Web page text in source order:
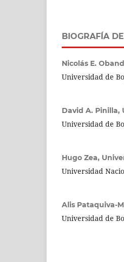
BIOGRAFÍA
Nicolás E.
Universidad de
David A. Pinilla,
Universidad de
Hugo Zea,
Universidad
Alis Pataquiva-
Universidad de